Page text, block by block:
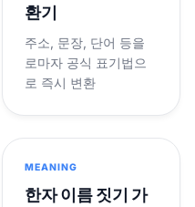
환기
주소, 문장, 단어 등을
로마자 공식 표기법으
로 즉시 변환
MEANING
한자 이름 짓기 가